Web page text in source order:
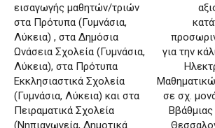
εισαγωγής μαθητών/τριών
στα Πρότυπα (Γυμνάσια,
Λύκεια) , στα Δημόσια
Ωνάσεια Σχολεία (Γυμνάσια,
Λύκεια), στα Πρότυπα
Εκκλησιαστικά Σχολεία
(Γυμνάσια, Λύκεια) και στα
Πειραματικά Σχολεία
(Νηπιαγωγεία, Δημοτικά
για την
σε σχ.